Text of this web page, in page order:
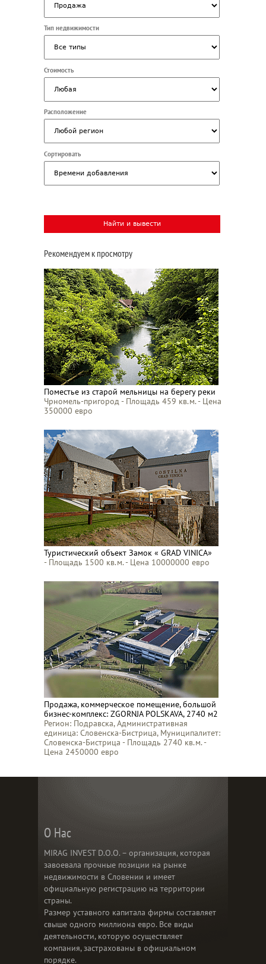
Тип недвижимости
Стоимость
Расположение
Сортировать
Рекомендуем к просмотру
Поместье из старой мельницы на берегу реки
Чрномель-пригород - Площадь 459 кв.м. - Цена
350000 евро
Туристический объект Замок « GRAD VINICA»
- Площадь 1500 кв.м. - Цена 10000000 евро
Продажа, коммерческое помещение, большой
бизнес-комплекс: ZGORNJA POLSKAVA, 2740 м2
Регион: Подравска, Административная
единица: Словенска-Бистрица, Муниципалитет:
Словенска-Бистрица - Площадь 2740 кв.м. -
Цена 2450000 евро
О Нас
MIRAG INVEST D.O.O. – организация, которая
завоевала прочные позиции на рынке
недвижимости в Словении и имеет
официальную регистрацию на территории
страны.
Размер уставного капитала фирмы составляет
свыше одного миллиона евро. Все виды
деятельности, которую осуществляет
компания, застрахованы в официальном
порядке.